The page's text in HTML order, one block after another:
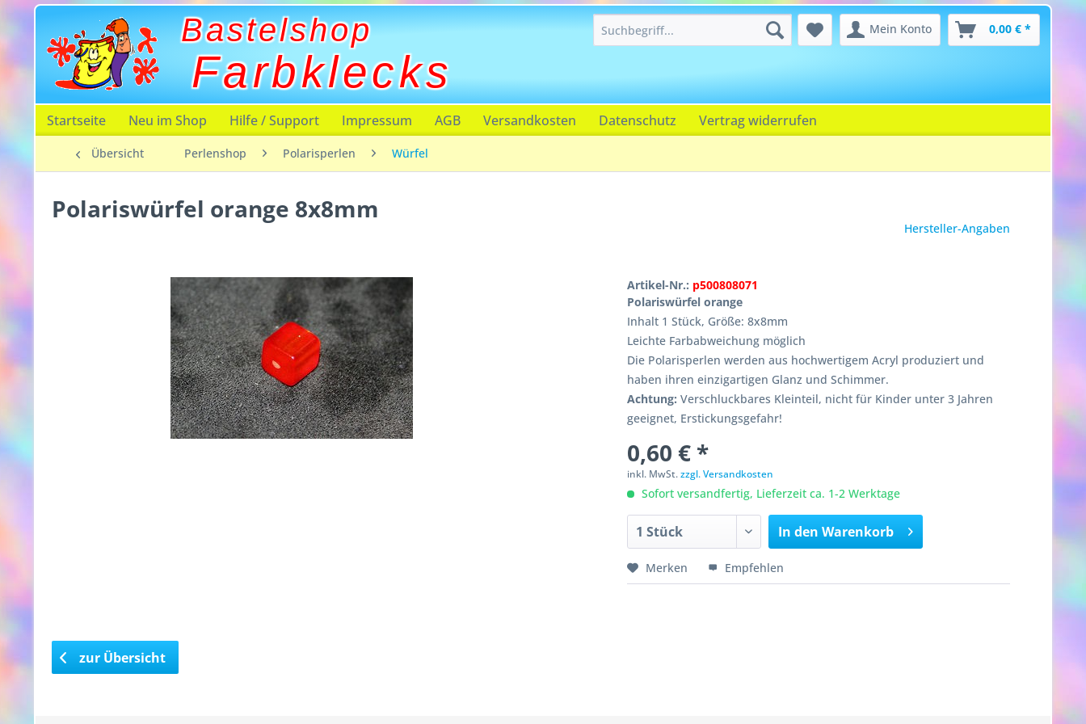
Bastelshop
Farbklecks
Mein Konto 0,00 € *
Startseite Neu im Shop Hilfe / Support Impressum AGB Versandkosten Datenschutz Vertrag widerrufen
Übersicht Perlenshop Polarisperlen Würfel
Polariswürfel orange 8x8mm
Hersteller-Angaben
Artikel-Nr.: p500808071
Polariswürfel orange
Inhalt 1 Stück, Größe: 8x8mm
Leichte Farbabweichung möglich
Die Polarisperlen werden aus hochwertigem Acryl produziert und
haben ihren einzigartigen Glanz und Schimmer.
Achtung: Verschluckbares Kleinteil, nicht für Kinder unter 3 Jahren
geeignet, Erstickungsgefahr!
0,60 € *
inkl. MwSt.zzgl. Versandkosten
Sofort versandfertig, Lieferzeit ca. 1-2 Werktage
In den Warenkorb
Merken Empfehlen
zur Übersicht